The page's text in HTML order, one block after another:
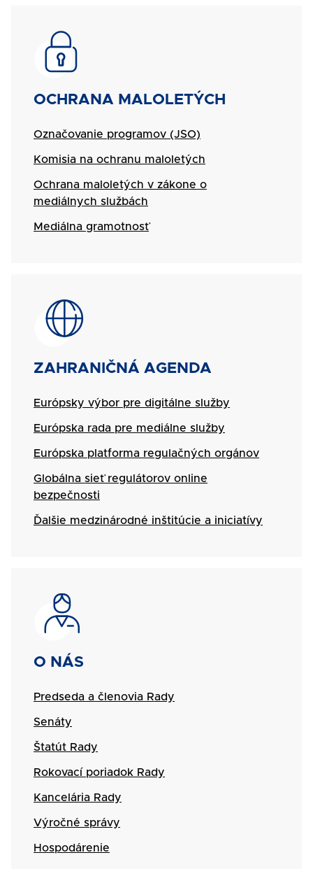
SVG
Názov
OCHRANA MALOLETÝCH
Označovanie programov (JSO)
Komisia na ochranu maloletých
Ochrana maloletých v zákone o
mediálnych službách
Mediálna gramotnosť
SVG
Názov
ZAHRANIČNÁ AGENDA
Európsky výbor pre digitálne služby
Európska rada pre mediálne služby
Európska platforma regulačných orgánov
Globálna sieť regulátorov online
bezpečnosti
Ďalšie medzinárodné inštitúcie a iniciatívy
SVG
Názov
O NÁS
Predseda a členovia Rady
Senáty
Štatút Rady
Rokovací poriadok Rady
Kancelária Rady
Výročné správy
Hospodárenie